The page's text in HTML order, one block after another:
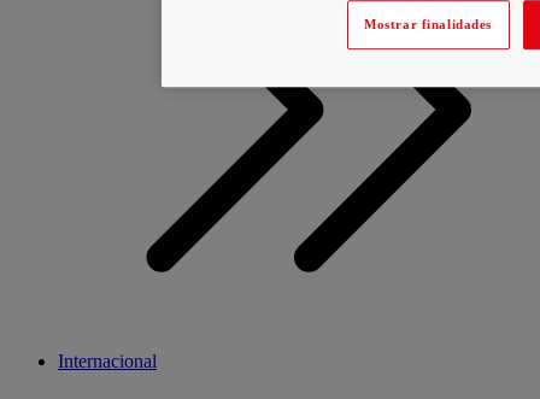
Internacional
Mostrar finalidades